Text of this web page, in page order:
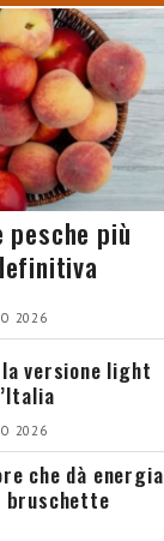
pesche più
2026
versione light
2026
che dà energia
bruschette